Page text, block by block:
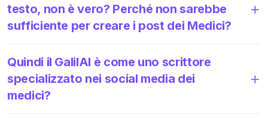
testo, non è vero? Perché non sarebbe
sufficiente per creare i post dei Medici?
Quindi il GalilAI è come uno scrittore
specializzato nei social media dei
medici?